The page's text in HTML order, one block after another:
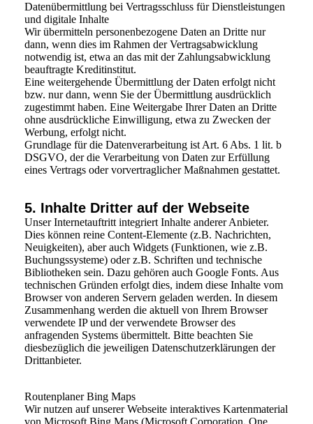
Datenübermittlung bei Vertragsschluss für Dienstleistungen
und digitale Inhalte
Wir übermitteln personenbezogene Daten an Dritte nur
dann, wenn dies im Rahmen der Vertragsabwicklung
notwendig ist, etwa an das mit der Zahlungsabwicklung
beauftragte Kreditinstitut.
Eine weitergehende Übermittlung der Daten erfolgt nicht
bzw. nur dann, wenn Sie der Übermittlung ausdrücklich
zugestimmt haben. Eine Weitergabe Ihrer Daten an Dritte
ohne ausdrückliche Einwilligung, etwa zu Zwecken der
Werbung, erfolgt nicht.
Grundlage für die Datenverarbeitung ist Art. 6 Abs. 1 lit. b
DSGVO, der die Verarbeitung von Daten zur Erfüllung
eines Vertrags oder vorvertraglicher Maßnahmen gestattet.
5. Inhalte Dritter auf der Webseite
Unser Internetauftritt integriert Inhalte anderer Anbieter.
Dies können reine Content-Elemente (z.B. Nachrichten,
Neuigkeiten), aber auch Widgets (Funktionen, wie z.B.
Buchungssysteme) oder z.B. Schriften und technische
Bibliotheken sein. Dazu gehören auch Google Fonts. Aus
technischen Gründen erfolgt dies, indem diese Inhalte vom
Browser von anderen Servern geladen werden. In diesem
Zusammenhang werden die aktuell von Ihrem Browser
verwendete IP und der verwendete Browser des
anfragenden Systems übermittelt. Bitte beachten Sie
diesbezüglich die jeweiligen Datenschutzerklärungen der
Drittanbieter.
Routenplaner Bing Maps
Wir nutzen auf unserer Webseite interaktives Kartenmaterial